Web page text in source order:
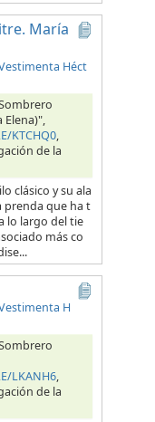
María
Héct
Elena)",
KTCHQ0,
de la
clásico y su ala
prenda que ha t
lo largo del tie
más co
H
LKANH6,
de la